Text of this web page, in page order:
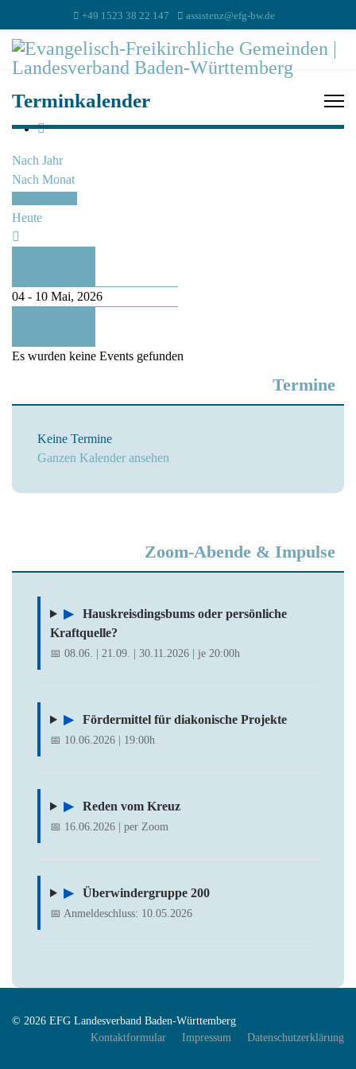
+49 1523 38 22 147 assistenz@efg-bw.de
Terminkalender
Nach Jahr
Nach Monat
Heute
04 - 10 Mai, 2026
Es wurden keine Events gefunden
Termine
Keine Termine
Ganzen Kalender ansehen
Zoom-Abende & Impulse
▶
Hauskreisdingsbums oder persönliche
Kraftquelle?
📅 08.06. | 21.09. | 30.11.2026 | je 20:00h
▶ Fördermittel für diakonische Projekte
📅 10.06.2026 | 19:00h
▶ Reden vom Kreuz
📅 16.06.2026 | per Zoom
▶ Überwindergruppe 200
📅 Anmeldeschluss: 10.05.2026
© 2026 EFG Landesverband Baden-Württemberg
Kontaktformular
Impressum Datenschutzerklärung